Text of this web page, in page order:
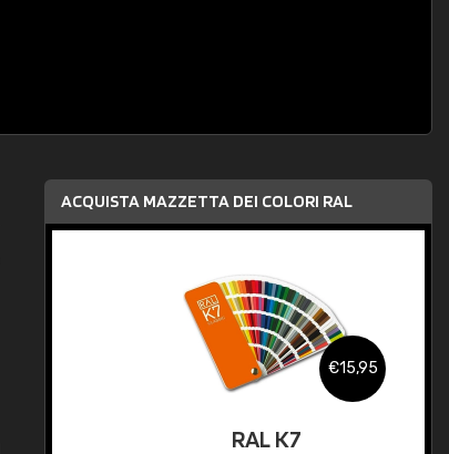
ACQUISTA MAZZETTA DEI COLORI RAL
€15,95
RAL K7